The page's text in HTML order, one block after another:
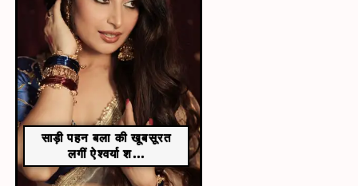
साड़ी पहन बला की खूबसूरत
लगीं ऐश्वर्या श...